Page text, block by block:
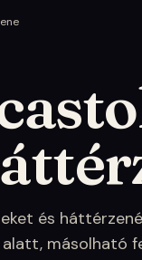
és
másolható